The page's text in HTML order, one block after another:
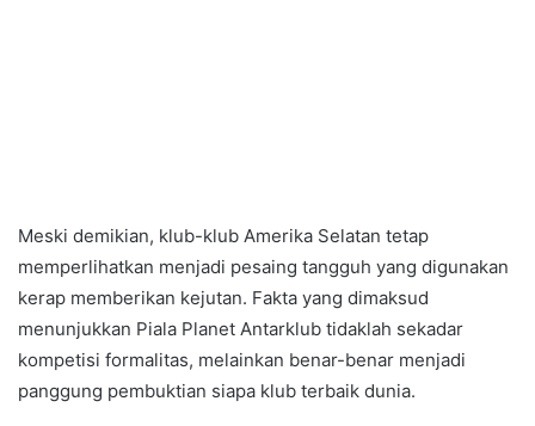
Meski demikian, klub-klub Amerika Selatan tetap
memperlihatkan menjadi pesaing tangguh yang digunakan
kerap memberikan kejutan. Fakta yang dimaksud
menunjukkan Piala Planet Antarklub tidaklah sekadar
kompetisi formalitas, melainkan benar-benar menjadi
panggung pembuktian siapa klub terbaik dunia.